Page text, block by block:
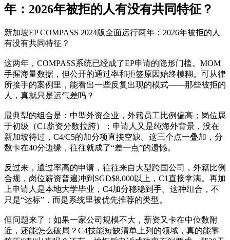
年：2026年被拒的人有没有共同特征？
新加坡EP COMPASS 2024版全面运行两年：2026年被拒的人
有没有共同特征？
这两年，COMPASS系统已经成了EP申请的隐形门槛。MOM
手握海量数据，但公开的通过率和拒签原因始终模糊。可从律
所接手的案例里，能看出一些反复出现的模式——那些被拒的
人，真就只是运气差吗？
最典型的组合是：中型外资企业，外籍员工比例偏高；岗位属
于初级（C1薪资分数拉胯）；申请人又是纯海外背景，没在
新加坡待过，C4/C5的加分项直接空缺。这三个点一叠加，分
数卡在40分边缘，往往就成了“差一点”的遗憾。
反过来，通过率高的申请，往往来自大型跨国公司，外籍比例
合规，岗位薪资普遍冲到SGD$8,000以上，C1直接拿满。再加
上申请人是本地大学毕业，C4加分稳稳到手。这种组合，不
只是“达标”，而是系统里被优先推荐的类型。
但问题来了：如果一家公司规模不大，薪资又卡在中位数附
近，还能怎么破局？C4技能短缺清单上列的领域，真的能靠